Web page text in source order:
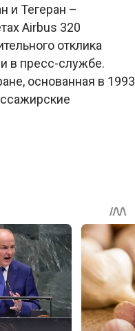
и Тегеран –
Airbus 320
отклика
в пресс-службе.
основанная в 1993